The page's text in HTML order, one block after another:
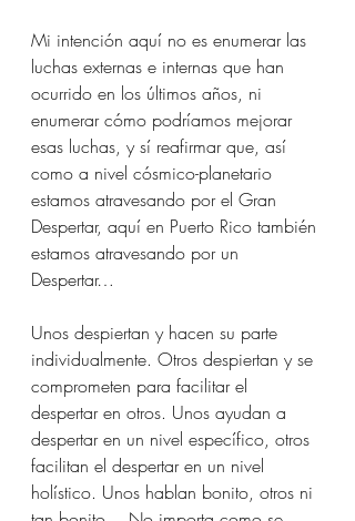
Mi intención aquí no es enumerar las
luchas externas e internas que han
ocurrido en los últimos años, ni
enumerar cómo podríamos mejorar
esas luchas, y sí reafirmar que, así
como a nivel cósmico-planetario
estamos atravesando por el Gran
Despertar, aquí en Puerto Rico también
estamos atravesando por un
Despertar…
Unos despiertan y hacen su parte
individualmente. Otros despiertan y se
comprometen para facilitar el
despertar en otros. Unos ayudan a
despertar en un nivel específico, otros
facilitan el despertar en un nivel
holístico. Unos hablan bonito, otros ni